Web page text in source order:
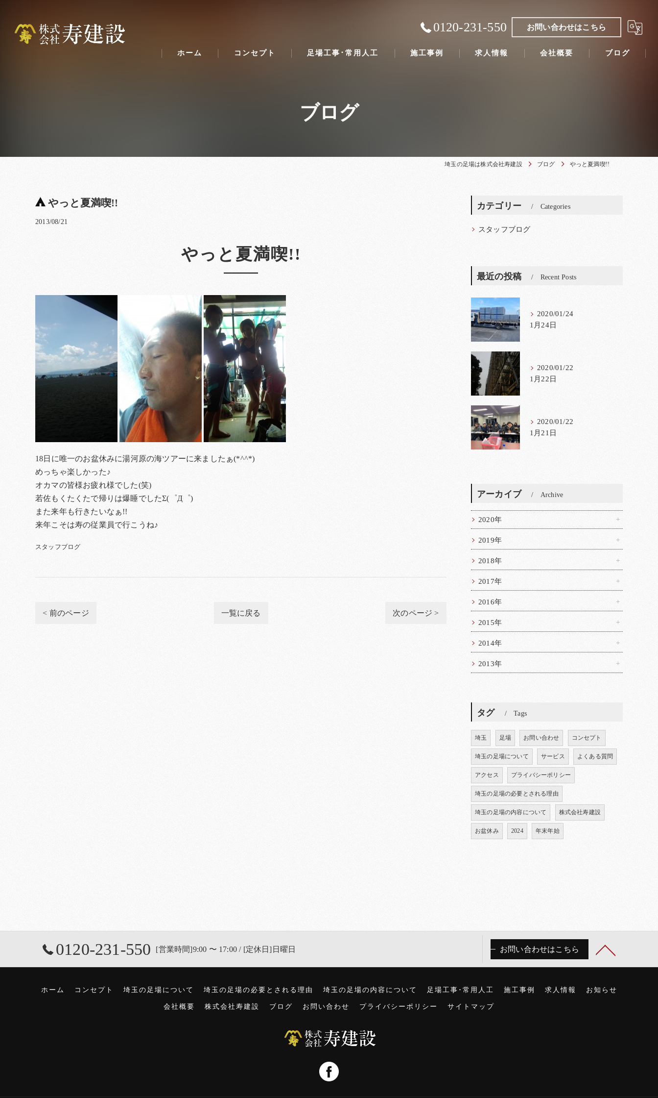
0120-231-550 お問い合わせはこちら
ホーム コンセプト 足場工事･常用人工 施工事例 求人情報 会社概要 ブログ
ブログ
埼玉の足場は株式会社寿建設 ブログ やっと夏満喫!!
やっと夏満喫!!
2013/08/21
やっと夏満喫!!
18日に唯一のお盆休みに湯河原の海ツアーに来ましたぁ(*^^*)
めっちゃ楽しかった♪
オカマの皆様お疲れ様でした(笑)
若佐もくたくたで帰りは爆睡でしたΣ(゜Д゜)
また来年も行きたいなぁ!!
来年こそは寿の従業員で行こうね♪
スタッフブログ
< 前のページ 一覧に戻る 次のページ >
カテゴリー Categories
スタッフブログ
最近の投稿 Recent Posts
2020/01/24
1月24日
2020/01/22
1月22日
2020/01/22
1月21日
アーカイブ Archive
2020年
2019年
2018年
2017年
2016年
2015年
2014年
2013年
タグ Tags
埼玉 足場 お問い合わせ コンセプト
埼玉の足場について サービス よくある質問
アクセス プライバシーポリシー
埼玉の足場の必要とされる理由
埼玉の足場の内容について 株式会社寿建設
お盆休み 2024 年末年始
0120-231-550 [営業時間]9:00 〜 17:00 / [定休日]日曜日 お問い合わせはこちら
ホーム コンセプト 埼玉の足場について 埼玉の足場の必要とされる理由 埼玉の足場の内容について 足場工事･常用人工 施工事例 求人情報 お知らせ
会社概要 株式会社寿建設 ブログ お問い合わせ プライバシーポリシー サイトマップ